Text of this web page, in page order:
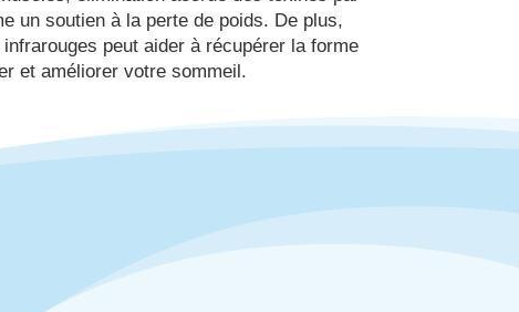
un soutien à la perte de poids. De plus,
infrarouges peut aider à récupérer la forme
et améliorer votre sommeil.